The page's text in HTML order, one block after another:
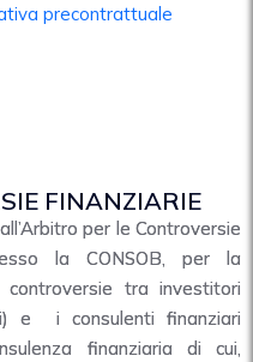
precontrattuale
FINANZIARIE
per le Controversie
la CONSOB, per la
controversie tra investitori
e i consulenti finanziari
finanziaria di cui,